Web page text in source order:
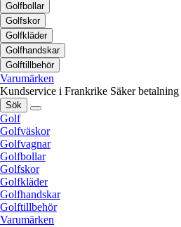
Golfbollar
Golfskor
Golfkläder
Golfhandskar
Golftillbehör
Varumärken
Kundservice i Frankrike Säker betalning
Sök
Golf
Golfväskor
Golfvagnar
Golfbollar
Golfskor
Golfkläder
Golfhandskar
Golftillbehör
Varumärken